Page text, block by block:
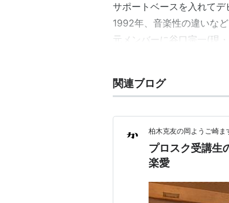
サポートベースを入れてデ
1992年、音楽性の違いな
元メンバーに谷口宗一(現
関連ブログ
柏木克友の岡ようご崎ま
プロスク受講生
楽愛